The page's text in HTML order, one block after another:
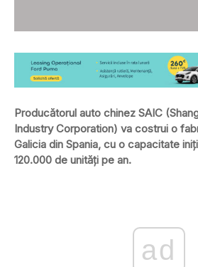
Producătorul auto chinez SAIC
Industry Corporation) va costrui o
Galicia din Spania, cu o capacitate
120.000 de unități pe an.
ad